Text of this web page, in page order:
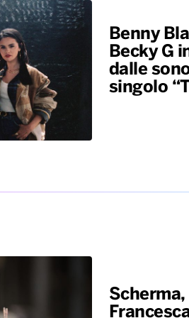
Benny
Becky G
dalle
singolo